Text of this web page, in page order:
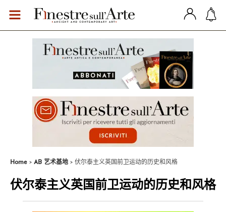
Home AB 艺术基地 伏尔泰主义英国前卫运动的历史和风格
伏尔泰主义英国前卫运动的历史和风格